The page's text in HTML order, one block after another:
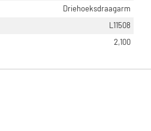
Driehoeksdraagarm
L11508
2,100